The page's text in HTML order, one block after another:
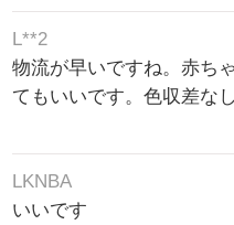
L**2
物流が早いですね。赤ち
てもいいです。色収差なし
LKNBA
いいです